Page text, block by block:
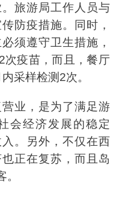
旅游局工作人员与
防疫措施。同时，
须遵守卫生措施，
次疫苗，而且，餐厅
采样检测2次。
业，是为了满足游
会经济发展的稳定
。另外，不仅在西
正在复苏，而且岛